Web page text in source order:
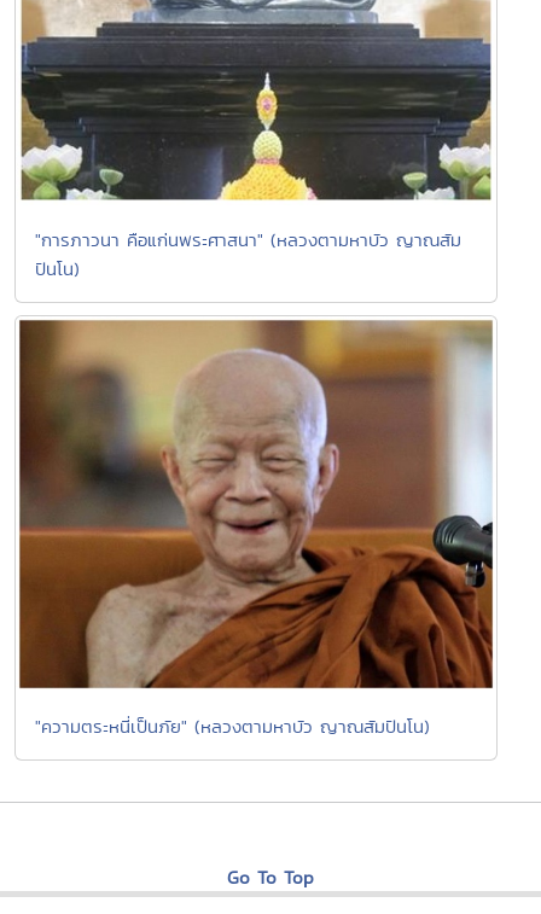
"การภาวนา คือแก่นพระศาสนา" (หลวงตามหาบัว ญาณสัม
ปันโน)
"ความตระหนี่เป็นภัย" (หลวงตามหาบัว ญาณสัมปันโน)
Go To Top